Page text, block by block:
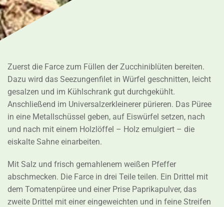
Zuerst die Farce zum Füllen der Zucchiniblüten bereiten.
Dazu wird das Seezungenfilet in Würfel geschnitten, leicht
gesalzen und im Kühlschrank gut durchgekühlt.
Anschließend im Universalzerkleinerer pürieren. Das Püree
in eine Metallschüssel geben, auf Eiswürfel setzen, nach
und nach mit einem Holzlöffel – Holz emulgiert – die
eiskalte Sahne einarbeiten.
Mit Salz und frisch gemahlenem weißen Pfeffer
abschmecken. Die Farce in drei Teile teilen. Ein Drittel mit
dem Tomatenpüree und einer Prise Paprikapulver, das
zweite Drittel mit einer eingeweichten und in feine Streifen